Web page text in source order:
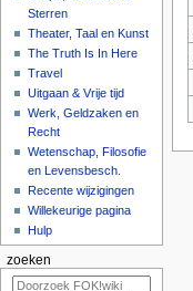
Sterren
Theater, Taal en Kunst
The Truth Is In Here
Travel
Uitgaan & Vrije tijd
Werk, Geldzaken en
Recht
Wetenschap, Filosofie
en Levensbesch.
Recente wijzigingen
Willekeurige pagina
Hulp
zoeken